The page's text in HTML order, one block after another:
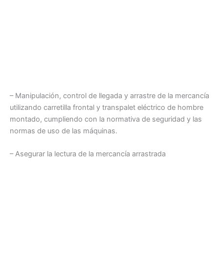
– Manipulación, control de llegada y arrastre de la mercancía
utilizando carretilla frontal y transpalet eléctrico de hombre
montado, cumpliendo con la normativa de seguridad y las
normas de uso de las máquinas.
– Asegurar la lectura de la mercancía arrastrada